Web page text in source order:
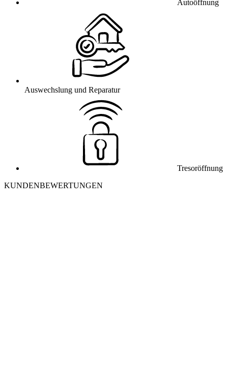
Autoöffnung
Auswechslung und Reparatur
Tresoröffnung
KUNDENBEWERTUNGEN